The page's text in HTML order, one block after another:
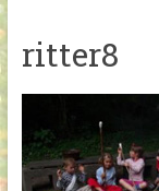
ritter8